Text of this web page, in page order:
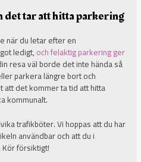
tar att hitta parkering
när du letar efter en
ledigt,och felaktig parkering ger
resa väl borde det inte hända så
parkera längre bort och
att det kommer ta tid att hitta
kommunalt.
trafikböter. Vi hoppas att du har
användbar och att du i
försiktigt!